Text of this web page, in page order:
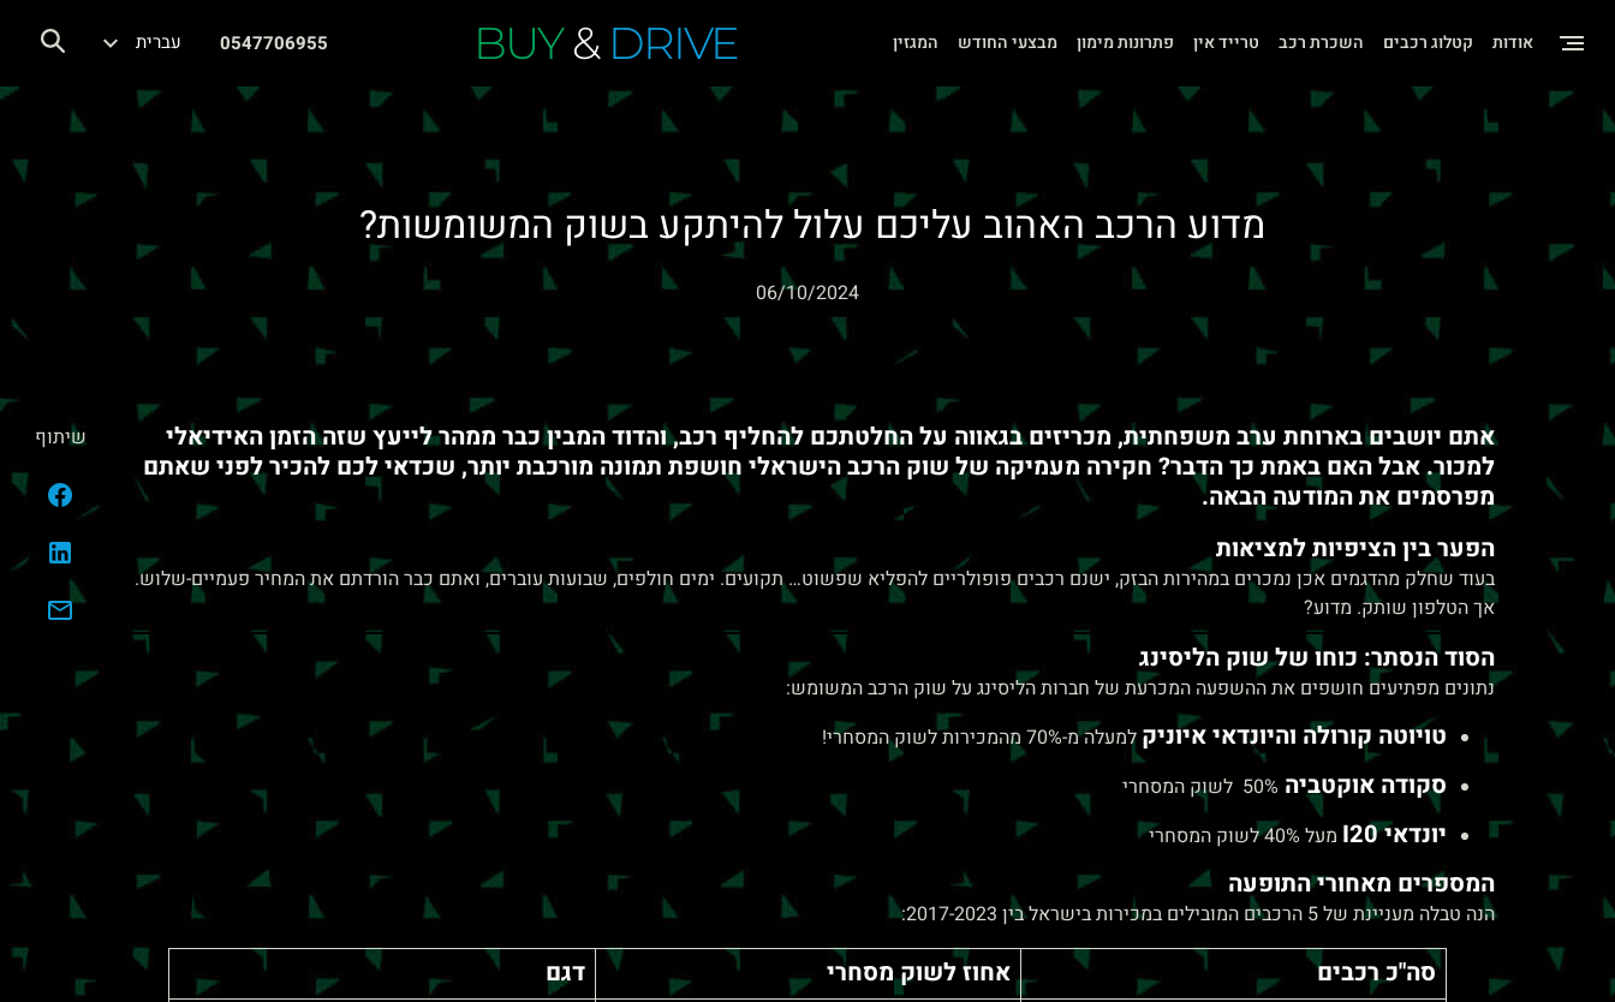
לֵב:
בְּאֲתָר
זֶה
מַעֲרֶכֶת
"נָגִישׁ
בִּקְלִיק"
לִנְגִישׁוּת
הָאֲתָר.
לְחַץ
Control-
F11
לְהַתְאָמַת
הָאֲתָר
לְעִוְורִים
הַמִּשְׁתַּמְּשִׁים
בְּתוֹכְנַת
קוֹרֵא־מָסָךְ;
Control-
F10
לִפְתִיחַת
תַּפְרִיט
נְגִישׁוּת.
אודות קטלוג רכבים השכרת רכב טרייד אין פתרונות מימון מבצעי החודש המגזין BUY & DRIVE
0547706955 עברית
מדוע הרכב האהוב עליכם עלול להיתקע בשוק המשומשות?
06/10/2024
שיתוף
אתם יושבים בארוחת ערב משפחתית, מכריזים בגאווה על החלטתכם להחליף רכב, והדוד המבין כבר ממהר לייעץ שזה הזמן האידיאלי
למכור. אבל האם באמת כך הדבר? חקירה מעמיקה של שוק הרכב הישראלי חושפת תמונה מורכבת יותר, שכדאי לכם להכיר לפני שאתם
מפרסמים את המודעה הבאה.
הפער בין הציפיות למציאות
בעוד שחלק מהדגמים אכן נמכרים במהירות הבזק, ישנם רכבים פופולריים להפליא שפשוט… תקועים. ימים חולפים, שבועות עוברים, ואתם כבר הורדתם את המחיר פעמיים-שלוש.
אך הטלפון שותק. מדוע?
הסוד הנסתר: כוחו של שוק הליסינג
נתונים מפתיעים חושפים את ההשפעה המכרעת של חברות הליסינג על שוק הרכב המשומש:
טויוטה קורולה והיונדאי איוניק למעלה מ-70% מהמכירות לשוק המסחרי!
סקודה אוקטביה 50% לשוק המסחרי
יונדאיI20 מעל 40% לשוק המסחרי
המספרים מאחורי התופעה
הנה טבלה מעניינת של 5 הרכבים המובילים במכירות בישראל בין 2017-2023:
סה"כ רכבים אחוז לשוק מסחרי דגם